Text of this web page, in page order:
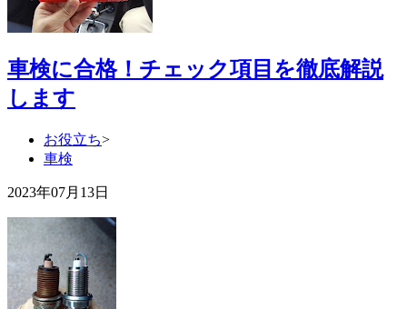
車検に合格！チェック項目を徹底解説
します
お役立ち>
車検
2023年07月13日